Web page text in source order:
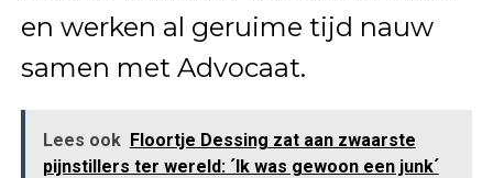
en werken al geruime tijd nauw
samen met Advocaat.
Lees ook Floortje Dessing zat aan zwaarste
pijnstillers ter wereld: ´Ik was gewoon een junk´